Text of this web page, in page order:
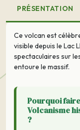
PRÉSENTATION
Ce volcan est
visible depuis le Lac
spectaculaires sur
entoure le massif.
Pourquoi
Volcanisme
?